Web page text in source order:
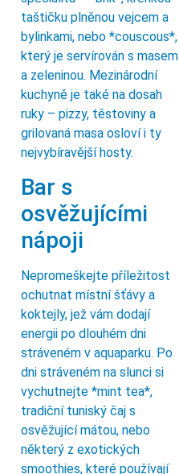
taštičku plněnou vejcem a
bylinkami, nebo *couscous*,
který je servírován s masem
a zeleninou. Mezinárodní
kuchyně je také na dosah
ruky – pizzy, těstoviny a
grilovaná masa osloví i ty
nejvybíravější hosty.
Bar s
osvěžujícími
nápoji
Nepromeškejte příležitost
ochutnat místní šťávy a
koktejly, jež vám dodají
energii po dlouhém dni
stráveném v aquaparku. Po
dni stráveném na slunci si
vychutnejte *mint tea*,
tradiční tuniský čaj s
osvěžující mátou, nebo
některý z exotických
smoothies, které používají